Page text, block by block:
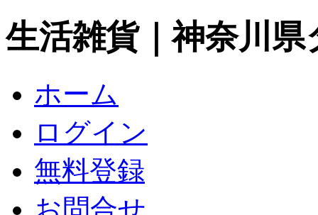
生活雑貨｜神奈川
ホーム
ログイン
無料登録
お問合せ